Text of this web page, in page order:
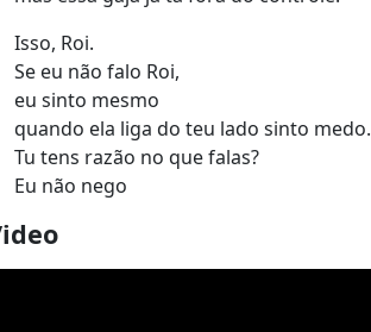
Isso, Roi.
Se eu não falo Roi,
eu sinto mesmo
quando ela liga do teu lado sinto medo.
Tu tens razão no que falas?
Eu não nego